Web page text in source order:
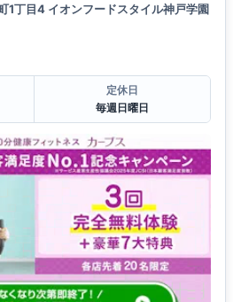
1丁目4 イオンフードスタイル神戸学園
定休日
毎週日曜日